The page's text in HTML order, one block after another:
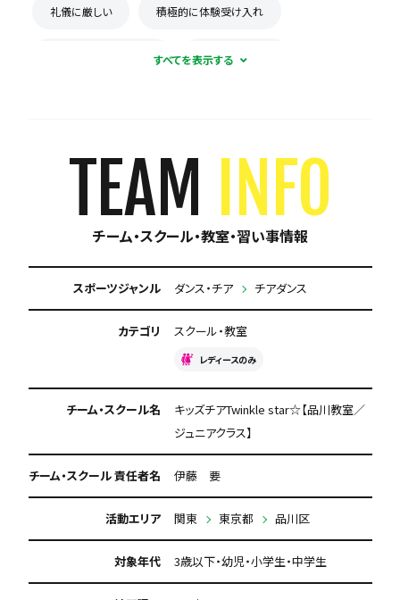
礼儀に厳しい 積極的に体験受け入れ
新人が溶け込みやすい 育成に自信あり
プロ選手を輩出 合宿・遠征あり 体験無料
専用練習着あり 見学可能
月謝が10,000円以下 初回購入品あり
保護者の当番なし
TEAM INFO
チーム・スクール・教室・習い事情報
スポーツジャンル ダンス・チア チアダンス
カテゴリ スクール・教室
レディースのみ
チーム・スクール名
キッズチアTwinkle star☆【品川教室／
ジュニアクラス】
チーム・スクール 責任者名 伊藤 要
活動エリア 関東 東京都 品川区
対象年代 3歳以下・幼児・小学生・中学生